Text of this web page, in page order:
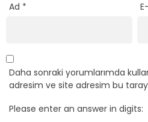
Ad *
Daha sonraki yorumlarımda
adresim ve site adresim bu
Please enter an answer in digits: